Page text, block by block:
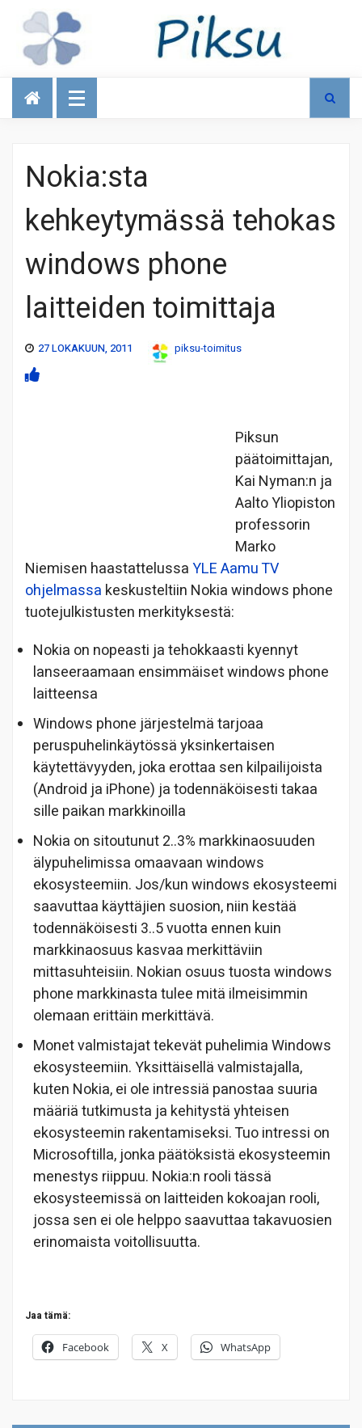
Talous
Nokia:sta
kehkeytymässä tehokas
windows phone
laitteiden toimittaja
27 LOKAKUUN, 2011 piksu-toimitus
Piksun
päätoimittajan,
Kai Nyman:n ja
Aalto Yliopiston
professorin
Marko
Niemisen haastattelussaYLE Aamu TV
ohjelmassa keskusteltiin Nokia windows phone
tuotejulkistusten merkityksestä:
Nokia on nopeasti ja tehokkaasti kyennyt
lanseeraamaan ensimmäiset windows phone
laitteensa
Windows phone järjestelmä tarjoaa
peruspuhelinkäytössä yksinkertaisen
käytettävyyden, joka erottaa sen kilpailijoista
(Android ja iPhone) ja todennäköisesti takaa
sille paikan markkinoilla
Nokia on sitoutunut 2..3% markkinaosuuden
älypuhelimissa omaavaan windows
ekosysteemiin. Jos/kun windows ekosysteemi
saavuttaa käyttäjien suosion, niin kestää
todennäköisesti 3..5 vuotta ennen kuin
markkinaosuus kasvaa merkittäviin
mittasuhteisiin. Nokian osuus tuosta windows
phone markkinasta tulee mitä ilmeisimmin
olemaan erittäin merkittävä.
Monet valmistajat tekevät puhelimia Windows
ekosysteemiin. Yksittäisellä valmistajalla,
kuten Nokia, ei ole intressiä panostaa suuria
määriä tutkimusta ja kehitystä yhteisen
ekosysteemin rakentamiseksi. Tuo intressi on
Microsoftilla, jonka päätöksistä ekosysteemin
menestys riippuu. Nokia:n rooli tässä
ekosysteemissä on laitteiden kokoajan rooli,
jossa sen ei ole helppo saavuttaa takavuosien
erinomaista voitollisuutta.
Jaa tämä:
Facebook X WhatsApp